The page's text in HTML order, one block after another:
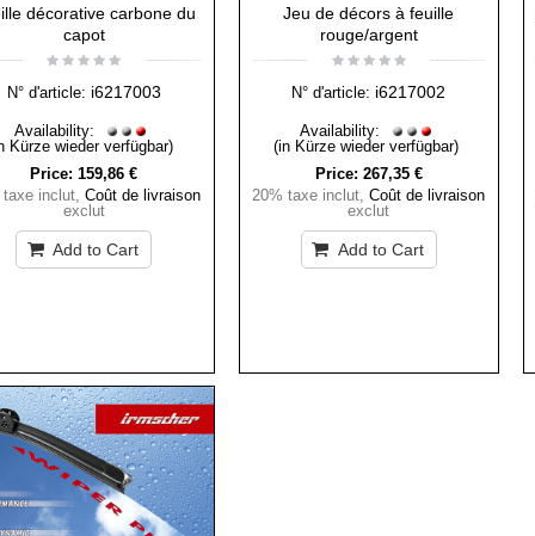
décorative carbone du
capot
N° d'article: i6217003
Availability:
Kürze wieder verfügbar)
Price: 159,86 €
taxe inclut, Coût de livraison
exclut
Add to Cart
Jeu de décors à feuille
rouge/argent
N° d'article: i6217002
Availability:
(in Kürze wieder verfügbar)
Price: 267,35 €
20% taxe inclut,Coût de livraison
exclut
Add to Cart